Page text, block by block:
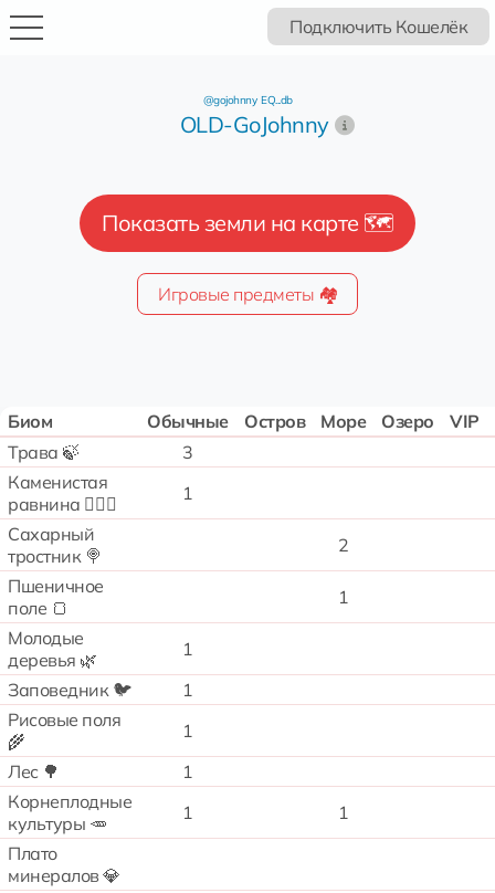
Подключить Кошелёк
OLD-GoJohnny
@gojohnny EQ...db
Показать земли на карте 🗺️
Игровые предметы 🏘️
Биом Обычные Остров Море Озеро
VIP
Трава 🍃
3
Каменистая
равнина 🧗🏻‍♂️
1
Сахарный
тростник 🍭
2
Пшеничное
поле 🍞
1
Молодые
деревья 🌿
1
Заповедник 🐦
1
Рисовые поля
🌾
1
Лес 🌳
1
Корнеплодные
культуры 🥕
1
1
Плато
минералов 💎